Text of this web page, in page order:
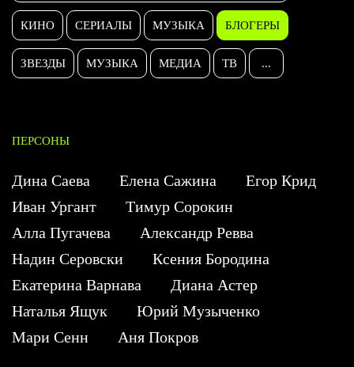
КИНО СЕРИАЛЫ МУЗЫКА БЛОГЕРЫ
ЗВЕЗДЫ МУЗЫКА МЕДИА ТВ ...
ПЕРСОНЫ
Дина Саева Елена Сажина
Егор Крид
Иван Ургант
Тимур Сорокин
Алла Пугачева
Александр Ревва
Надин Серовски
Ксения Бородина
Екатерина Варнава
Диана Астер
Наталья Ящук
Юрий Музыченко
Мари Сенн
Аня Покров